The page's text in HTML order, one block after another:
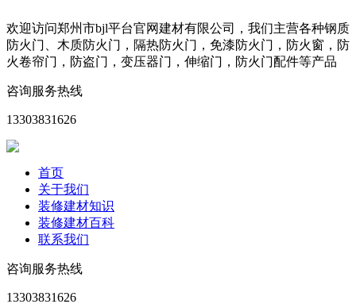
欢迎访问郑州市bjl平台官网建材有限公司，我们主营各种钢质
防火门、木质防火门，隔热防火门，免漆防火门，防火窗，防
火卷帘门，防盗门，变压器门，伸缩门，防火门配件等产品
咨询服务热线
13303831626
首页
关于我们
装修建材知识
装修建材百科
联系我们
咨询服务热线
13303831626